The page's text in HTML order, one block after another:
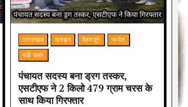
उत्तराखंड क्राइम देहरादून
प्रदेश
बड़ी खबर
पंचायत सदस्य बना ड्रग तस्कर,
एसटीएफ ने 2 किलो 479 ग्राम चरस के
साथ किया गिरफ्तार